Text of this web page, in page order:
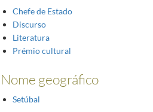
Chefe de Estado
Discurso
Literatura
Prémio cultural
Nome geográfico
Setúbal